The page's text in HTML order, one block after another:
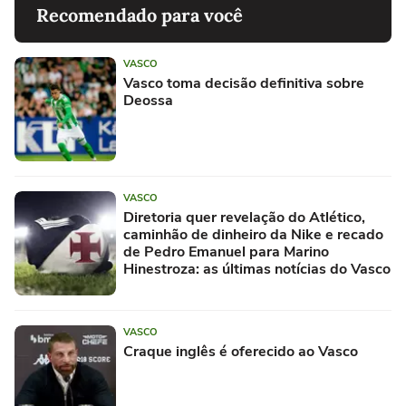
Recomendado para você
VASCO
Vasco toma decisão definitiva sobre
Deossa
VASCO
Diretoria quer revelação do Atlético,
caminhão de dinheiro da Nike e recado
de Pedro Emanuel para Marino
Hinestroza: as últimas notícias do Vasco
VASCO
Craque inglês é oferecido ao Vasco